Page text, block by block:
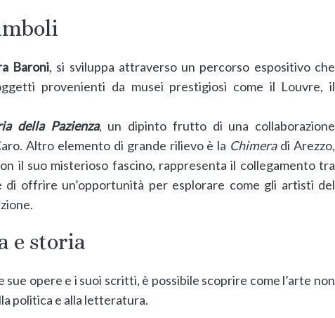
Baroni, si sviluppa attraverso un percorso espositivo che
provenienti da musei prestigiosi come il Louvre, il
della Pazienza, un dipinto frutto di una collaborazione
Altro elemento di grande rilievo è la Chimeradi Arezzo,
il suo misterioso fascino, rappresenta il collegamento tra
di offrire un’opportunità per esplorare come gli artisti del
e storia
opere e i suoi scritti, è possibile scoprire come l’arte non
politica e alla letteratura.